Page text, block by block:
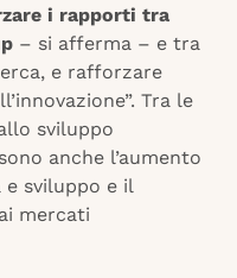
i rapporti tra
– si afferma – e tra
e rafforzare
Tra le
sviluppo
anche l’aumento
sviluppo e il
mercati